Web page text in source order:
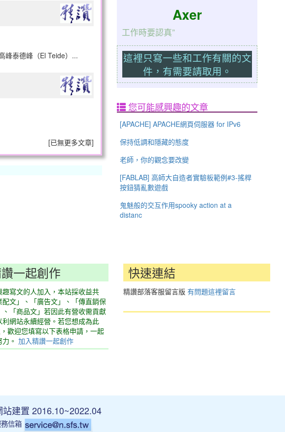
峰泰德峰（El Teide）...
[已無更多文章]
Axer
工作時要認真”
這裡只寫一些和工作有關的文
件，有需要請取用。
您可能感興趣的文章
[APACHE] APACHE網頁伺服器 for IPv6
保持低調和隱藏的態度
老師，你的觀念要改變
[FABLAB] 高師大自造者實驗板範例#3-搖桿
按鈕猜亂數遊戲
鬼魅般的交互作用spooky action at a
distanc
一起創作
寫文的人加入，本站採收益共
文」、「廣告文」、「傳直銷保
、「商品文」若因此有營收需貢獻
網站永續經營。若您想成為此
歡迎您填寫以下表格申請，一起
。 加入精讚一起創作
快速連結
精讚部落客服留言版 有問題這裡留言
建置 2016.10~2022.04
信箱